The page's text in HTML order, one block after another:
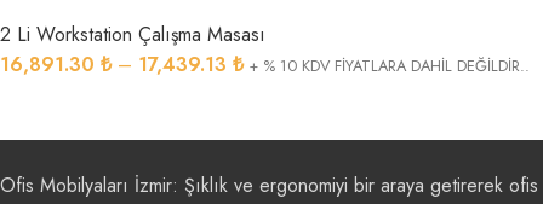
2 Li Workstation Çalışma Masası
16,891.30 ₺ – 17,439.13 ₺ + % 10 KDV FİYATLARA DAHİL DEĞİLDİR..
Ofis Mobilyaları İzmir: Şıklık ve ergonomiyi bir araya getirerek ofis